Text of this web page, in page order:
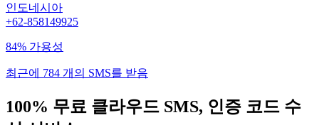
인도네시아
+62-858149925
84% 가용성
최근에 784 개의 SMS를 받음
100% 무료 클라우드 SMS, 인증 코드 수